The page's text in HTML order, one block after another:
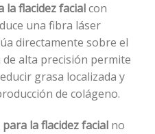
flacidez facialcon
una fibra láser
directamente sobre el
alta precisión permite
grasa localizada y
de colágeno.
la flacidez facial no